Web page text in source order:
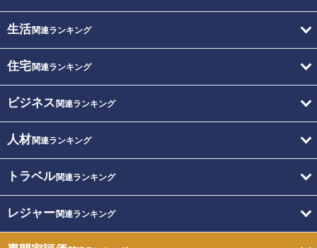
生活関連ランキング
住宅関連ランキング
ビジネス 関連ランキング
人材関連ランキング
トラベル関連ランキング
レジャー関連ランキング